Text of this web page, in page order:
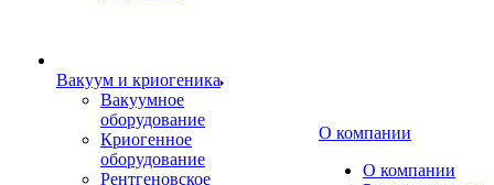
Вакуум и криогеника
Вакуумное
оборудование
Криогенное
оборудование
Рентгеновское
О компании
О компании